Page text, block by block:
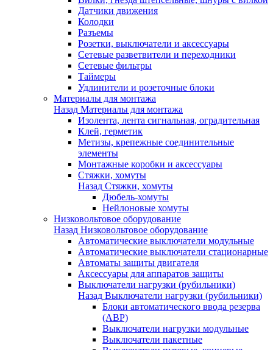
Датчики движения
Колодки
Разъемы
Розетки, выключатели и аксессуары
Сетевые разветвители и переходники
Сетевые фильтры
Таймеры
Удлинители и розеточные блоки
Материалы для монтажа
Назад Материалы для монтажа
Изолента, лента сигнальная, оградительная
Клей, герметик
Метизы, крепежные соединительные
элементы
Монтажные коробки и аксессуары
Стяжки, хомуты
Назад Стяжки, хомуты
Дюбель-хомуты
Нейлоновые хомуты
Низковольтовое оборудование
Назад Низковольтовое оборудование
Автоматические выключатели модульные
Автоматические выключатели стационарные
Автоматы защиты двигателя
Аксессуары для аппаратов защиты
Выключатели нагрузки (рубильники)
Назад Выключатели нагрузки (рубильники)
Блоки автоматического ввода резерва
(АВР)
Выключатели нагрузки модульные
Выключатели пакетные